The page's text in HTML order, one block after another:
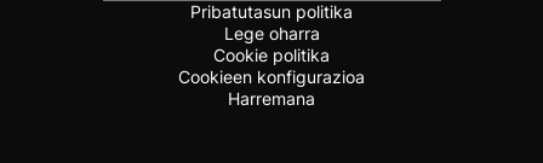
Pribatutasun politika
Lege oharra
Cookie politika
Cookieen konfigurazioa
Harremana